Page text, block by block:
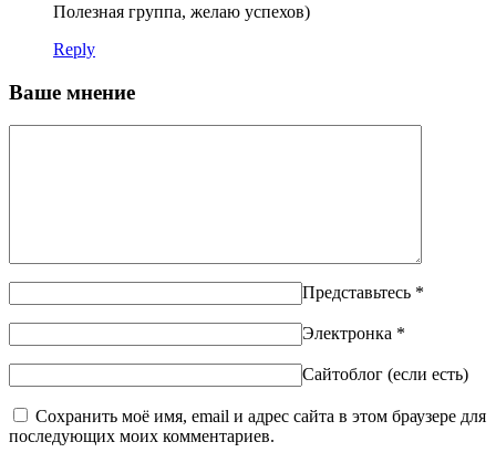
Полезная группа, желаю успехов)
Reply
Ваше мнение
Представьтесь *
Электронка *
Сайтоблог (если есть)
Сохранить моё имя, email и адрес сайта в этом браузере для
последующих моих комментариев.